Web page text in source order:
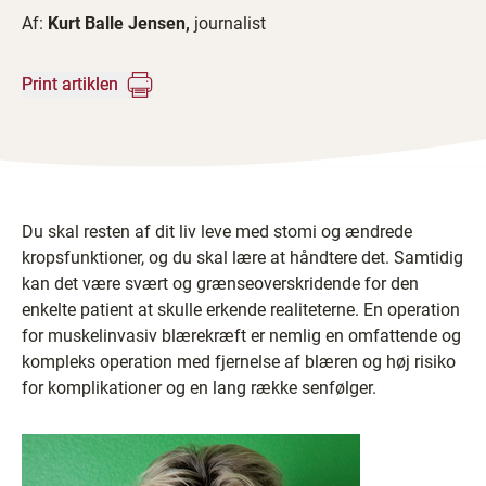
Af: Kurt Balle Jensen, journalist
Print artiklen
Du skal resten af dit liv leve med stomi og ændrede
kropsfunktioner, og du skal lære at håndtere det. Samtidig
kan det være svært og grænseoverskridende for den
enkelte patient at skulle erkende realiteterne. En operation
for muskelinvasiv blærekræft er nemlig en omfattende og
kompleks operation med fjernelse af blæren og høj risiko
for komplikationer og en lang række senfølger.